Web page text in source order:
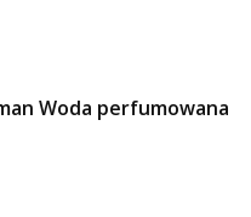
Woda perfumowana